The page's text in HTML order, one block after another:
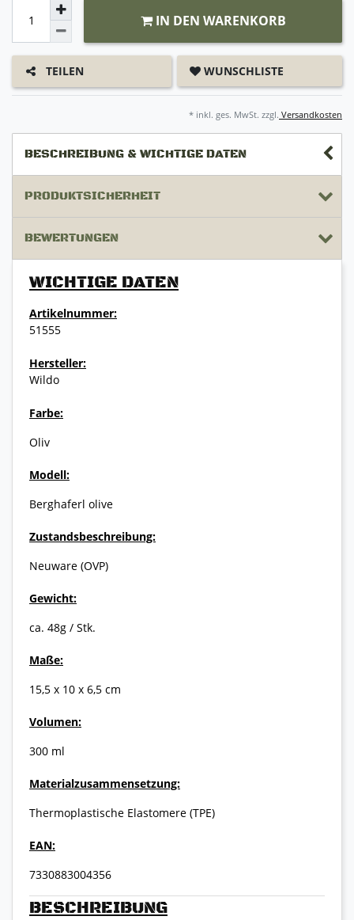
IN DEN WARENKORB
TEILEN WUNSCHLISTE
* inkl. ges. MwSt. zzgl. Versandkosten
BESCHREIBUNG & WICHTIGE DATEN
PRODUKTSICHERHEIT
BEWERTUNGEN
BESCHREIBUNG
WICHTIGE DATEN
Artikelnummer:
51555
Hersteller:
Wildo
Farbe:
Oliv
Modell:
Berghaferl olive
Zustandsbeschreibung:
Neuware (OVP)
Gewicht:
ca. 48g / Stk.
Maße:
15,5 x 10 x 6,5 cm
Volumen:
300 ml
Materialzusammensetzung:
Thermoplastische Elastomere (TPE)
EAN:
7330883004356